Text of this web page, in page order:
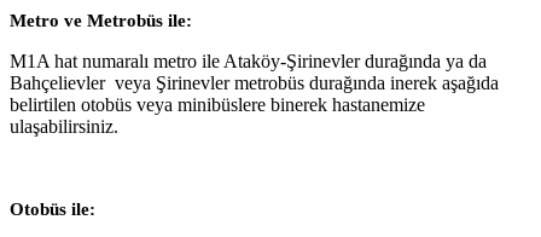
Metro ve Metrobüs ile:
M1A hat numaralı metro ile Ataköy-Şirinevler durağında ya da
Bahçelievler veya Şirinevler metrobüs durağında inerek aşağıda
belirtilen otobüs veya minibüslere binerek hastanemize
ulaşabilirsiniz.
Otobüs ile: